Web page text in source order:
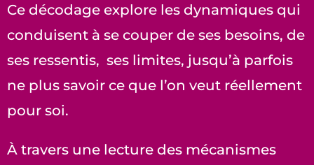
Ce décodage explore les dynamiques qui
conduisent à se couper de ses besoins, de
ses ressentis, ses limites, jusqu’à parfois
ne plus savoir ce que l’on veut réellement
pour soi.
À travers une lecture des mécanismes